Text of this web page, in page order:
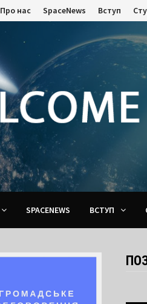
Про нас SpaceNews Вступ
SPACENEWS ВСТУП